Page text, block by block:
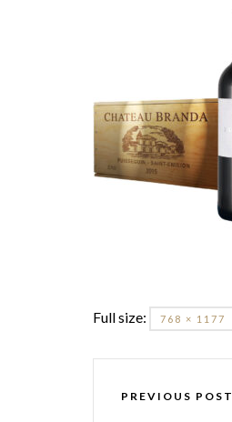
Full size: 768 × 1177
PREVIOUS POST